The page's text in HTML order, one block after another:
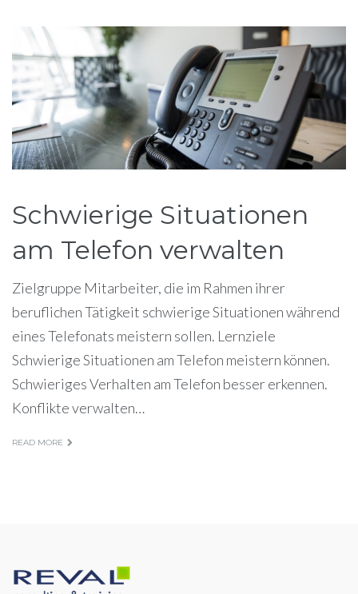
Étiquette :
verwalten
Schwierige Situationen
am Telefon verwalten
Zielgruppe Mitarbeiter, die im Rahmen ihrer
beruflichen Tätigkeit schwierige Situationen während
eines Telefonats meistern sollen. Lernziele
Schwierige Situationen am Telefon meistern können.
Schwieriges Verhalten am Telefon besser erkennen.
Konflikte verwalten…
READ MORE